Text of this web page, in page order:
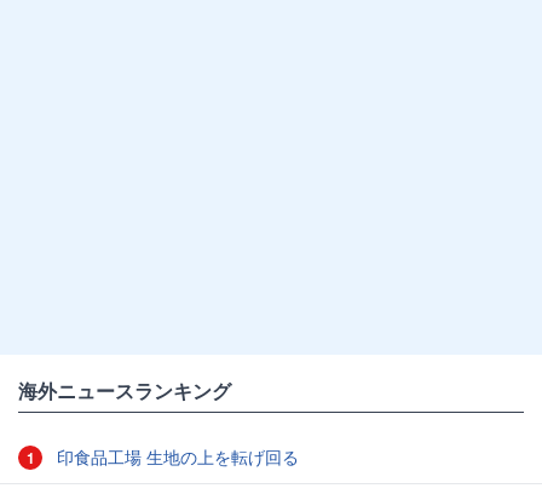
海外ニュースランキング
1 印食品工場 生地の上を転げ回る